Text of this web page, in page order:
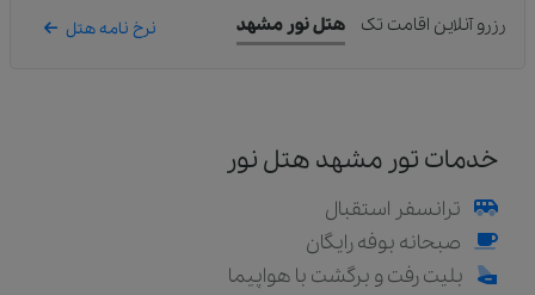
خدمات تور مشهد هتل نور
ترانسفر استقبال
صبحانه بوفه رایگان
بلیت رفت و برگشت با هواپیما
رزرو آنلاین اقامت تک هتل نور مشهد نرخ نامه هتل